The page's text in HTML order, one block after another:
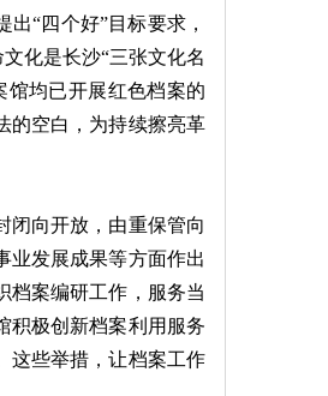
“四个好”目标要求，
化是长沙“三张文化名
馆均已开展红色档案的
的空白，为持续擦亮革
向开放，由重保管向
业发展成果等方面作出
档案编研工作，服务当
积极创新档案利用服务
这些举措，让档案工作